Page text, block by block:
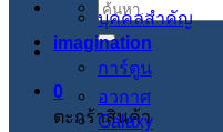
ค้นหา:
0
ตะกร้าสินค้า
บุคคลสำคัญ
imagination
การ์ตูน
อวกาศ
Galaxy